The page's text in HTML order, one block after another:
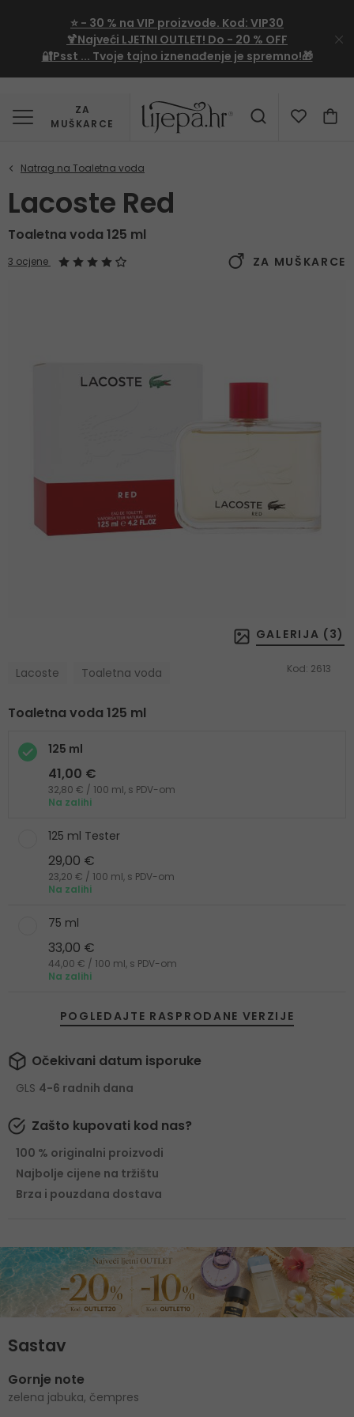
⭐ - 30 % na VIP proizvode. Kod: VIP30
🍹Najveći LJETNI OUTLET! Do - 20 % OFF
🔐Psst ... Tvoje tajno iznenađenje je spremno!🎁
ZA
MUŠKARCE
Lacoste Red
Toaletna voda 125 ml
ZA MUŠKARCE
3 ocjene
GALERIJA ( 3)
Lacoste Toaletna voda Kod: 2613
Toaletna voda 125 ml
125 ml
41,00 €
32,80 € / 100 ml, s PDV-om
Na zalihi
125 ml Tester
29,00 €
23,20 € / 100 ml, s PDV-om
Na zalihi
75 ml
33,00 €
44,00 € / 100 ml, s PDV-om
Na zalihi
POGLEDAJTE RASPRODANE VERZIJE
Očekivani datum isporuke
GLS 4-6 radnih dana
Zašto kupovati kod nas?
100 % originalni proizvodi
Najbolje cijene na tržištu
Brza i pouzdana dostava
Sastav
Gornje note
zelena jabuka, čempres